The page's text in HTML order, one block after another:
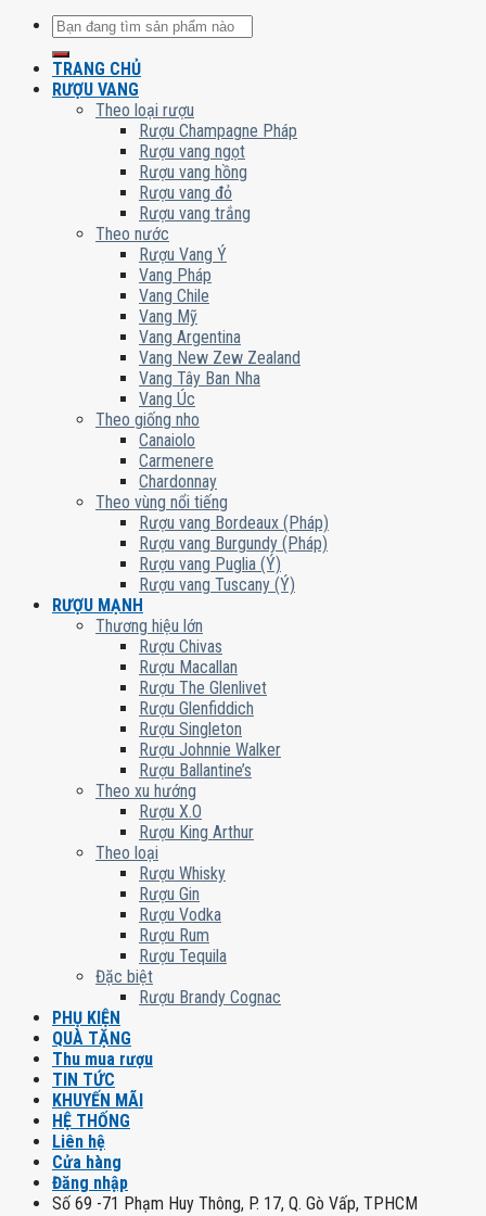
Tìm
TRANG CHỦ
RƯỢU VANG
Theo loại rượu
Rượu Champagne Pháp
Rượu vang ngọt
Rượu vang hồng
Rượu vang đỏ
Rượu vang trắng
Theo nước
Rượu Vang Ý
Vang Pháp
Vang Chile
Vang Mỹ
Vang Argentina
Vang New Zew Zealand
Vang Tây Ban Nha
Vang Úc
Theo giống nho
Canaiolo
Carmenere
Chardonnay
Theo vùng nổi tiếng
Rượu vang Bordeaux (Pháp)
Rượu vang Burgundy (Pháp)
Rượu vang Puglia (Ý)
Rượu vang Tuscany (Ý)
RƯỢU MẠNH
Thương hiệu lớn
Rượu Chivas
Rượu Macallan
Rượu The Glenlivet
Rượu Glenfiddich
Rượu Singleton
Rượu Johnnie Walker
Rượu Ballantine’s
Theo xu hướng
Rượu X.O
Rượu King Arthur
Theo loại
Rượu Whisky
Rượu Gin
Rượu Vodka
Rượu Rum
Rượu Tequila
Đặc biệt
Rượu Brandy Cognac
PHỤ KIỆN
QUÀ TẶNG
Thu mua rượu
TIN TỨC
KHUYẾN MÃI
HỆ THỐNG
Liên hệ
Cửa hàng
Đăng nhập
Số 69 -71 Phạm Huy Thông, P. 17, Q. Gò Vấp, TPHCM